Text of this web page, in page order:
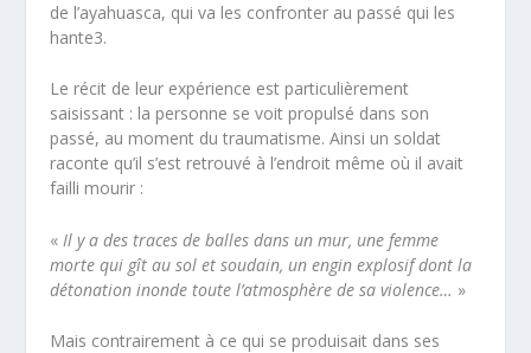
de l’ayahuasca, qui va les confronter au passé qui les
hante3.
Le récit de leur expérience est particulièrement
saisissant : la personne se voit propulsé dans son
passé, au moment du traumatisme. Ainsi un soldat
raconte qu’il s’est retrouvé à l’endroit même où il avait
failli mourir :
« Il y a des traces de balles dans un mur, une femme
morte qui gît au sol et soudain, un engin explosif dont la
détonation inonde toute l’atmosphère de sa violence… »
Mais contrairement à ce qui se produisait dans ses